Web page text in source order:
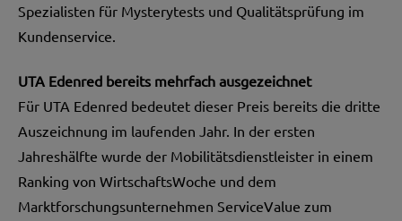
Spezialisten für Mysterytests und Qualitätsprüfung im
Kundenservice.
UTA Edenred bereits mehrfach ausgezeichnet
Für UTA Edenred bedeutet dieser Preis bereits die dritte
Auszeichnung im laufenden Jahr. In der ersten
Jahreshälfte wurde der Mobilitätsdienstleister in einem
Ranking von WirtschaftsWoche und dem
Marktforschungsunternehmen ServiceValue zum